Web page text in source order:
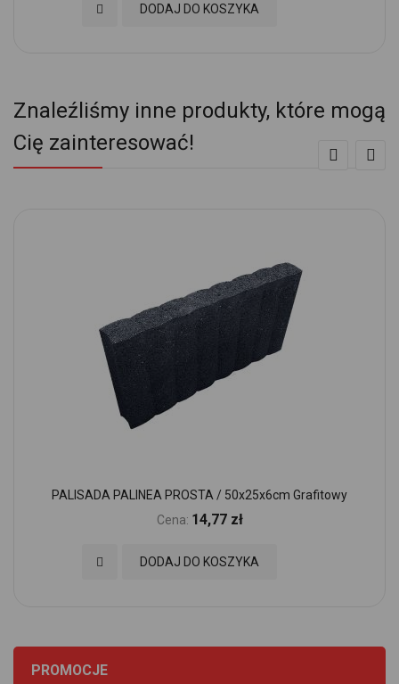
DODAJ DO KOSZYKA
Dodaj do Ulubionych
Znaleźliśmy inne produkty, które mogą
Cię zainteresować!
PALISADA PALINEA PROSTA / 50x25x6cm Grafitowy
Cena: 14,77 zł
DODAJ DO KOSZYKA
Dodaj do Ulubionych
PROMOCJE